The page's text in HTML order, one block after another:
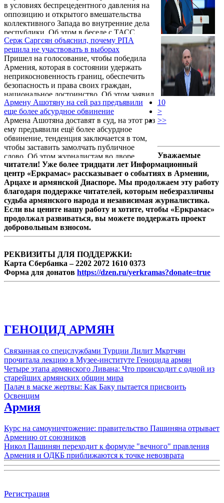
ГД вступить в Европейскую народную
партию.
в условиях беспрецедентного давления на
оппозицию и открытого вмешательства
коллективного Запада во внутренние дела
республики. Об этом в беседе с ТАСС
заявил бывший вице-спикер парламента
Армении, член Республиканской партии
Армении Эдуард Шармазанов.
Серж Саргсян объяснил, почему РПА
решила не участвовать в выборах
Пришел на голосование, чтобы победила
Армения, которая в состоянии удержать
неприкосновенность границ, обеспечить
безопасность и права своих граждан,
национальное достоинство. Об этом заявил
третий президент Армении Серж Саргсян в
беседе с представителями СМИ после
голосования.
Армену Ашотяну на сей раз предъявили
еще более абсурдное обвинение
Армена Ашотяна доставят в суд, на этот раз
ему предъявили ещё более абсурдное
обвинение, тенденция заключается в том,
чтобы заставить замолчать публичное
слово. Об этом журналистам во дворе
Следственного комитета заявил адвокат
Рубен Меликян.
10
>
>>
Уважаемые
читатели! Уже более тридцати лет Информационный
центр «Еркрамас» рассказывает о событиях в Армении,
Арцахе и армянской Диаспоре. Мы продолжаем эту работу
благодаря поддержке читателей, которым небезразличны
судьба армянского народа и независимая журналистика.
Если вы цените нашу работу и хотите, чтобы «Еркрамас»
продолжал развиваться, вы можете поддержать проект
добровольным взносом.
РЕКВИЗИТЫ ДЛЯ ПОДДЕРЖКИ:
Карта Сбербанка – 2202 2072 1610 0373
Форма для донатов https://dzen.ru/yerkramas?donate=true
ГЕНОЦИД АРМЯН
Связанная со спецслужбами Турции Лилит Мкртчян
прочитала лекцию в Музее-институте Геноцида армян
Четыре этапа армянского Ливана: Что происходит с одной из
старейших армянских общин мира
Палач в маске жертвы: Как Баку пытается присвоить
Освенцим
Армия
Курс на самоуничтожение: правительство Пашиняна отрывает
Армению от союзников
Никол Пашинян переходит к формуле "вечного" правления
Армения и ОДКБ приближаются к точке невозврата
Регистрация